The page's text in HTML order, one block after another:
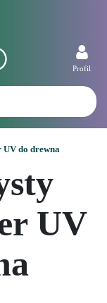
Profil
do drewna
UV